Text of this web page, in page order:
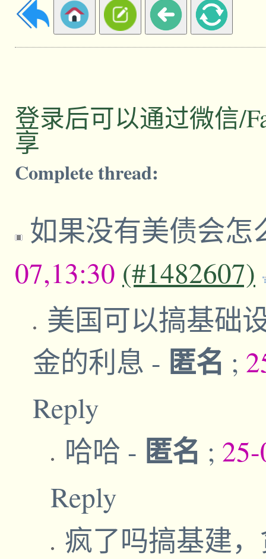
登录后可以通过微信/
享
Complete thread:
如果没有美债会
07,13:30 (#1482607)
美国可以搞基础
金的利息 - 匿名 ;
Reply
哈哈 - 匿名 ;
Reply
疯了吗搞基建